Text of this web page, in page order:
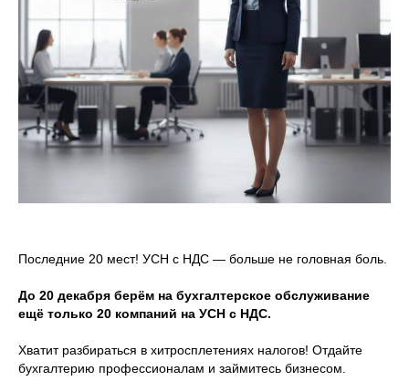
Последние 20 мест! УСН с НДС — больше не головная боль.
До 20 декабря берём на бухгалтерское обслуживание
ещё только 20 компаний на УСН с НДС.
Хватит разбираться в хитросплетениях налогов! Отдайте
бухгалтерию профессионалам и займитесь бизнесом.